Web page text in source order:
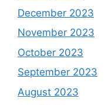
December 2023
November 2023
October 2023
September 2023
August 2023